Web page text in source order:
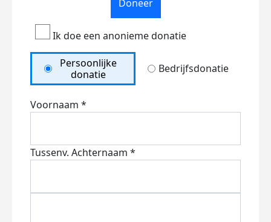
Doneer
Ik doe een anonieme donatie
Persoonlijke
donatie
Bedrijfsdonatie
Voornaam *
Tussenv. Achternaam *